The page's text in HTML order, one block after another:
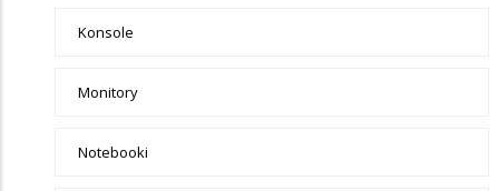
Konsole
Monitory
Notebooki